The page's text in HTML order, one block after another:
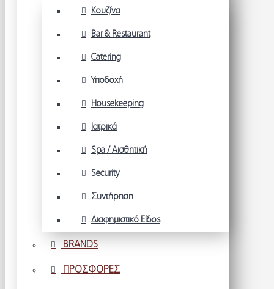
Κουζίνα
Bar & Restaurant
Catering
Υποδοχή
Housekeeping
Ιατρικά
Spa / Αισθητική
Security
Συντήρηση
Διαφημιστικό Είδος
BRANDS
ΠΡΟΣΦΟΡΕΣ